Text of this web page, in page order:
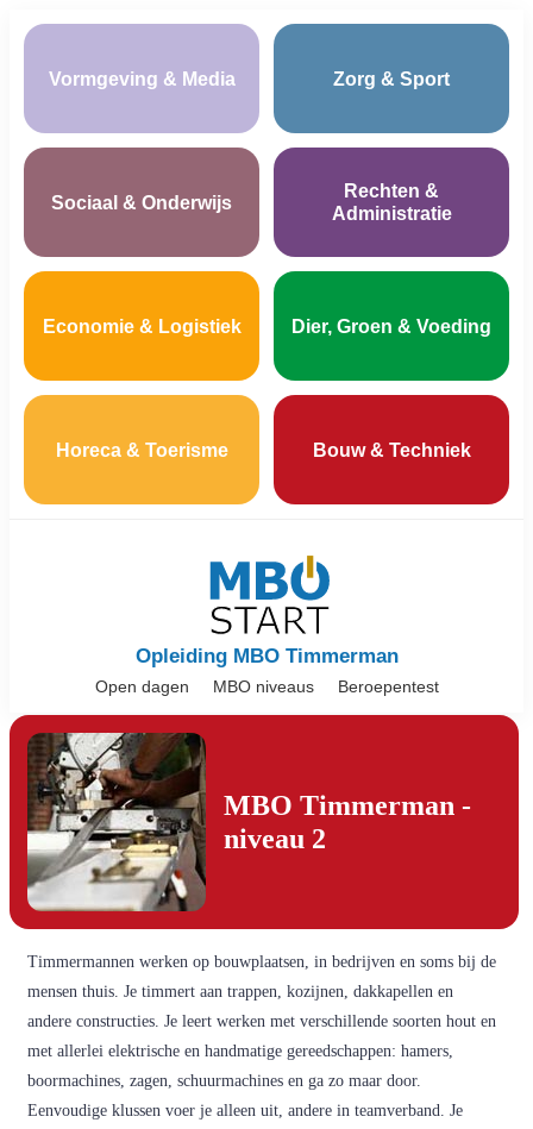
Vormgeving & Media Zorg & Sport
Sociaal & Onderwijs
Rechten &
Administratie
Economie & Logistiek Dier, Groen & Voeding
Horeca & Toerisme Bouw & Techniek
Opleiding MBO Timmerman
Open dagen MBO niveaus Beroepentest
MBO Timmerman -
niveau 2
Timmermannen werken op bouwplaatsen, in bedrijven en soms bij de
mensen thuis. Je timmert aan trappen, kozijnen, dakkapellen en
andere constructies. Je leert werken met verschillende soorten hout en
met allerlei elektrische en handmatige gereedschappen: hamers,
boormachines, zagen, schuurmachines en ga zo maar door.
Eenvoudige klussen voer je alleen uit, andere in teamverband. Je